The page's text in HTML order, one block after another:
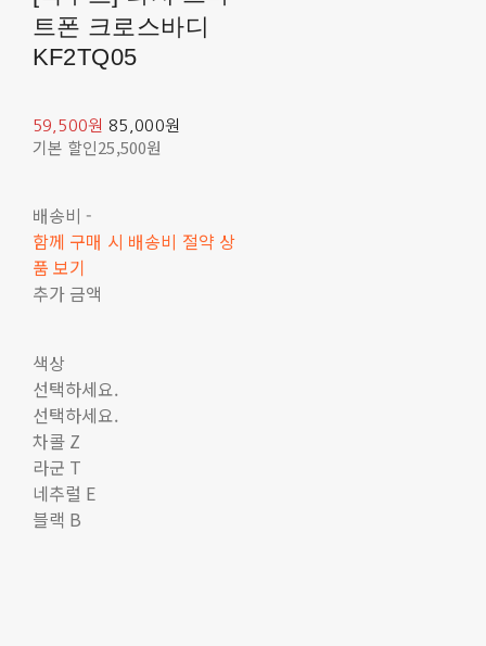
트폰 크로스바디
KF2TQ05
59,500원 85,000원
기본 할인25,500원
배송비 -
함께 구매 시 배송비 절약 상
품 보기
추가 금액
색상
선택하세요.
선택하세요.
차콜 Z
라군 T
네추럴 E
블랙 B